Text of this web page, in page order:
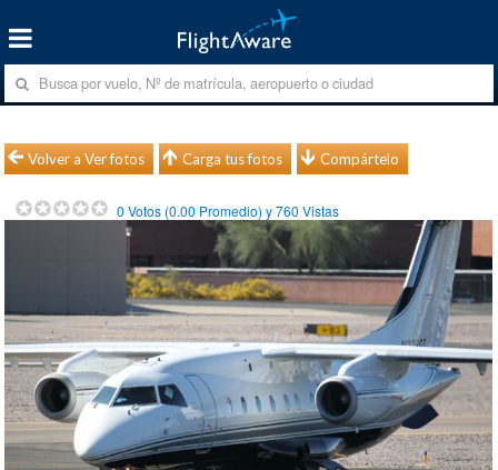
Volver a Ver fotos Carga tus fotos Compártelo
0 Votos (0.00 Promedio) y760 Vistas